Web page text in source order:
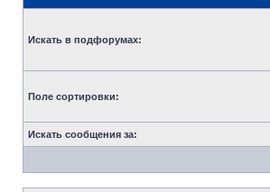
Искать в подфорумах:
Поле сортировки:
Искать сообщения за: